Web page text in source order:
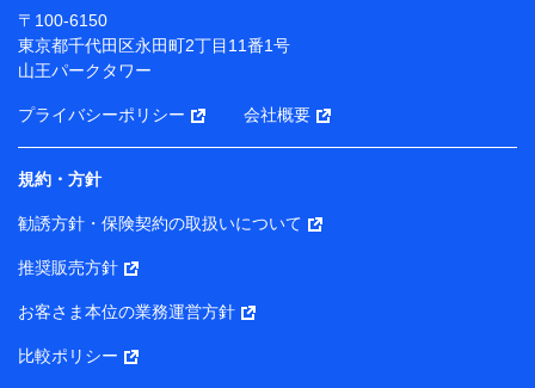
ため
（各サービスで取得したサービス利用履歴、ウェブサイ
トの閲覧履歴、購買履歴、ご契約内容等のパーソナルデ
ータを分析して、お客さまの趣味・嗜好・傾向に応じた
サービス・商品等に関するご提案や広告の配信等を行う
ことがあります。）
各種セミナーの開催のため
コンサルティングサービスの実施のため
アンケートやキャンペーン等の実施のため
上記に係る案内・手続き・管理等付帯業務を行うため
所・代表者名】
り）
〒100-6150
東京都千代田区永田町2丁目11番1号
山王パークタワー
プライバシーポリシー 会社概要
規約・方針
勧誘方針・保険契約の取扱いについて
推奨販売方針
お客さま本位の業務運営方針
比較ポリシー